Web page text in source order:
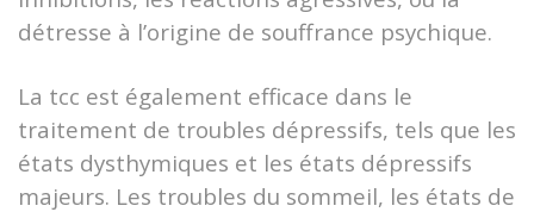
détresse à l’origine de souffrance psychique.
La tcc est également efficace dans le
traitement de troubles dépressifs, tels que les
états dysthymiques et les états dépressifs
majeurs. Les troubles du sommeil, les états de